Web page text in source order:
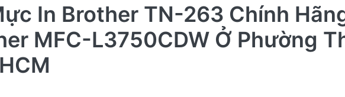
In Brother TN-263 Chính
MFC-L3750CDW Ở Phường